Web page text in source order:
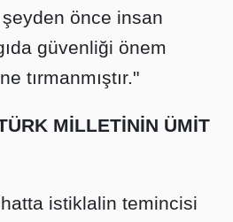
şeyden önce insan
güvenliği önem
tırmanmıştır."
MİLLETİNİN ÜMİT
hatta istiklalin temincisi